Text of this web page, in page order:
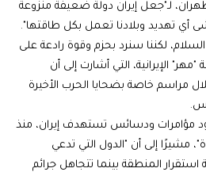
لـ"جعل إيران دولة ضعيفة منزوعة
أي تهديد وبلادنا تعمل بكل طاقتها".
لكننا سنرد بحزم وقوة رادعة على
الإيرانية، التي أشارت إلى أن
مراسم خاصة بضحايا الحرب الأخيرة
مؤامرات ودسائس تستهدف إيران، منذ
مشيرًا إلى أن "الدول التي تدعي
استقرار المنطقة بينما تتجاهل جرائم